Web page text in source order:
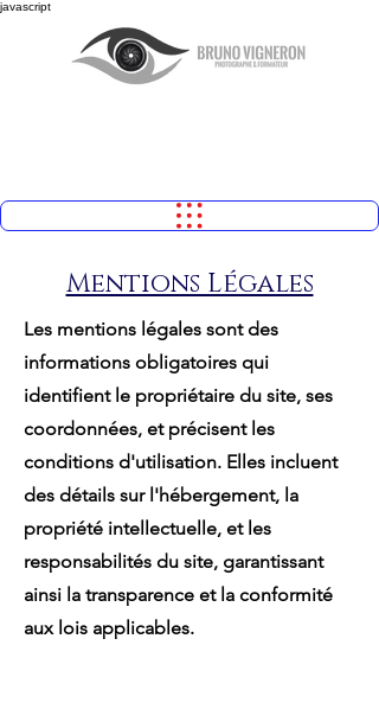
javascript
Mentions Légales
Les mentions légales sont des
informations obligatoires qui
identifient le propriétaire du site, ses
coordonnées, et précisent les
conditions d'utilisation. Elles incluent
des détails sur l'hébergement, la
propriété intellectuelle, et les
responsabilités du site, garantissant
ainsi la transparence et la conformité
aux lois applicables.